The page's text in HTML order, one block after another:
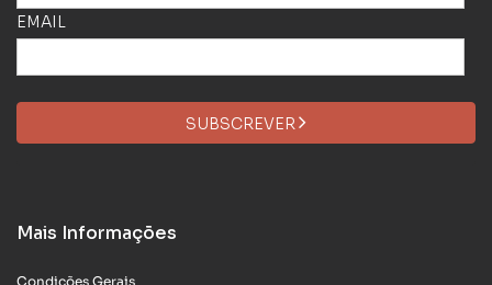
EMAIL
SUBSCREVER
Mais Informações
Condições Gerais